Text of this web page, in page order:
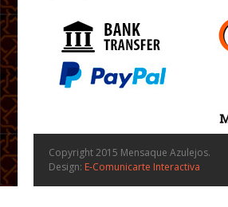
Copyright 2015 Mensaque Azulejos.
Design: E-Comunicarte Interactiva